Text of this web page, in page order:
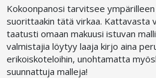
Kokoonpanosi tarvitsee
suorittaakin tätä virkaa. Kattavasta
taatusti omaan makuusi istuvan
valmistajia löytyy laaja kirjo aina
erikoiskoteloihin, unohtamatta
suunnattuja malleja!